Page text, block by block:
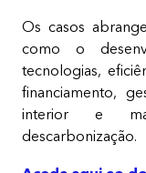
Os casos
como o
tecnologias,
financiamento,
interior e
descarbonização.